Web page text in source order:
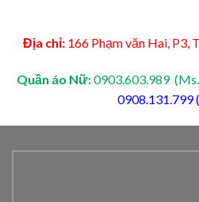
Địa chỉ: 166 Phạm văn Hai, P3,
Quần áo Nữ:0903.603.989
0908.131.799